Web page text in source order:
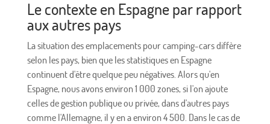
Le contexte en Espagne par rapport
aux autres pays
La situation des emplacements pour camping-cars diffère
selon les pays, bien que les statistiques en Espagne
continuent d'être quelque peu négatives. Alors qu'en
Espagne, nous avons environ 1 000 zones, si l'on ajoute
celles de gestion publique ou privée, dans d'autres pays
comme l'Allemagne, il y en a environ 4 500. Dans le cas de